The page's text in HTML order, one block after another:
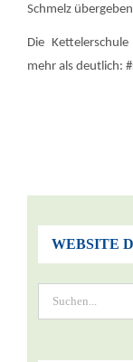
Schmelz
Die
mehr als deut­lich:
WEBSITE
Suche
nach: